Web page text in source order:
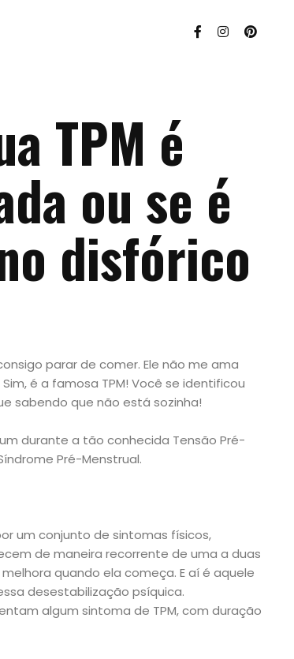
TPM é
ou se é
disfórico
parar de comer. Ele não me ama
é a famosa TPM! Você se identificou
sabendo que não está sozinha!
durante a tão conhecida Tensão Pré-
Pré-Menstrual.
um conjunto de sintomas físicos,
de maneira recorrente de uma a duas
quando ela começa. E aí é aquele
desestabilização psíquica.
algum sintoma de TPM, com duração